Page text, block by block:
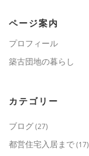
ページ案内
プロフィール
築古団地の暮らし
カテゴリー
ブログ(27)
都営住宅入居まで(17)